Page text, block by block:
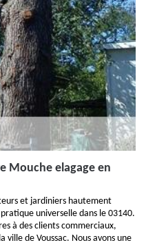
Mouche elagage en
et jardiniers hautement
universelle dans le 03140.
à des clients commerciaux,
de Voussac. Nous avons une